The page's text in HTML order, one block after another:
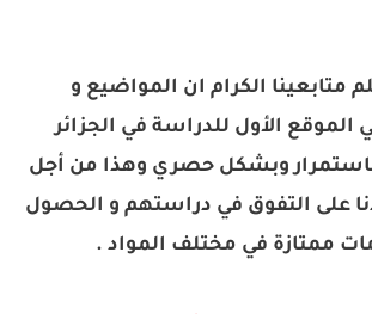
متابعينا الكرام ان المواضيع و
الموقع الأول للدراسة في الجزائر
وبشكل حصري وهذا من أجل
على التفوق في دراستهم و الحصول
ممتازة في مختلف المواد .